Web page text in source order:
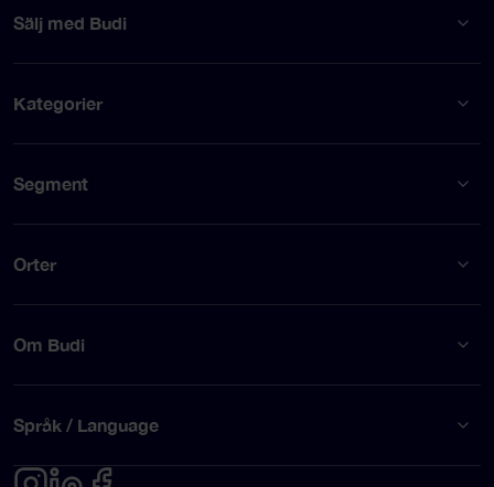
Sälj med Budi
Kategorier
Segment
Orter
Om Budi
Språk / Language